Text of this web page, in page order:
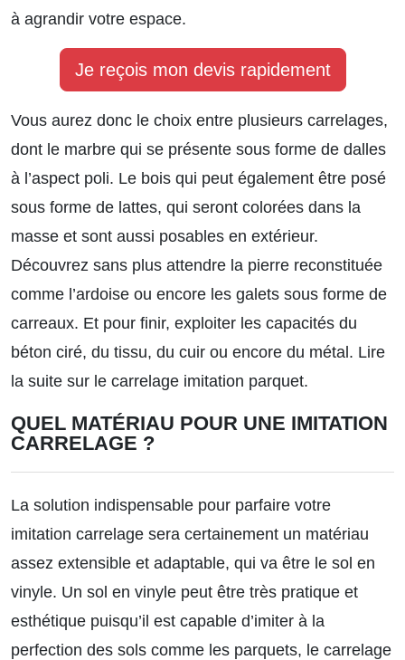
à agrandir votre espace.
Je reçois mon devis rapidement
Vous aurez donc le choix entre plusieurs carrelages,
dont le marbre qui se présente sous forme de dalles
à l’aspect poli. Le bois qui peut également être posé
sous forme de lattes, qui seront colorées dans la
masse et sont aussi posables en extérieur.
Découvrez sans plus attendre la pierre reconstituée
comme l’ardoise ou encore les galets sous forme de
carreaux. Et pour finir, exploiter les capacités du
béton ciré, du tissu, du cuir ou encore du métal. Lire
la suite sur le carrelage imitation parquet.
QUEL MATÉRIAU POUR UNE IMITATION
CARRELAGE ?
La solution indispensable pour parfaire votre
imitation carrelage sera certainement un matériau
assez extensible et adaptable, qui va être le sol en
vinyle. Un sol en vinyle peut être très pratique et
esthétique puisqu’il est capable d’imiter à la
perfection des sols comme les parquets, le carrelage